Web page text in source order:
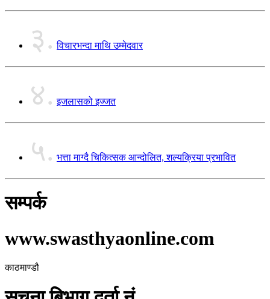
३. विचारभन्दा माथि उम्मेदवार
४. इजलासको इज्जत
५. भत्ता माग्दै चिकित्सक आन्दोलित, शल्यक्रिया प्रभावित
सम्पर्क
www.swasthyaonline.com
काठमाण्डौ